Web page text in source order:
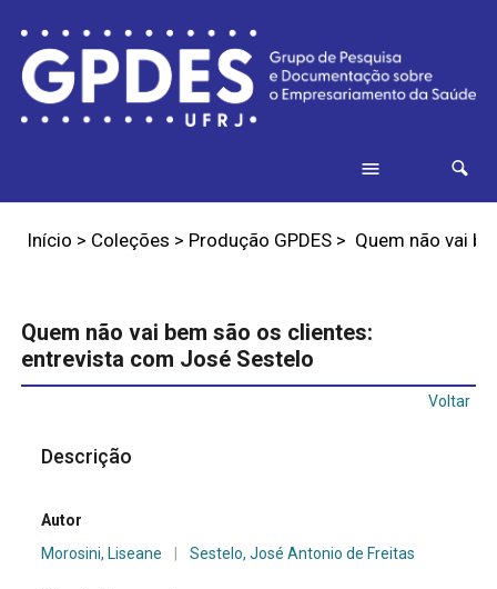
Início > Coleções > Produção GPDES> Quem não vai
Quem não vai bem são os clientes:
entrevista com José Sestelo
Voltar
Descrição
Autor
Morosini, Liseane
Sestelo, José Antonio de Freitas